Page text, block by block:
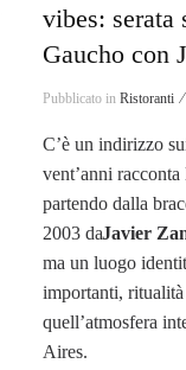
vibes: serata
Gaucho con
Pubblicato in Ristoranti ⁄
C’è un indirizzo
vent’anni
partendo dalla
2003 daJavier
ma un luogo
importanti, ritualità
quell’atmosfera
Aires.